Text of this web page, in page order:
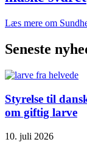
Læs mere om
Seneste
Styrelse til
om giftig larve
10. juli 2026